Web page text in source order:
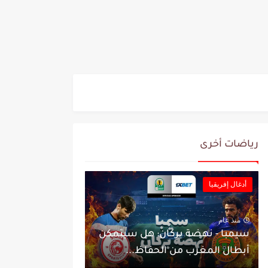
رياضات أخرى
أدغال إفريقيا
منذ عام
سيمبا - نهضة بركان: هل سيتمكن
أبطال المغرب من الحفاظ...